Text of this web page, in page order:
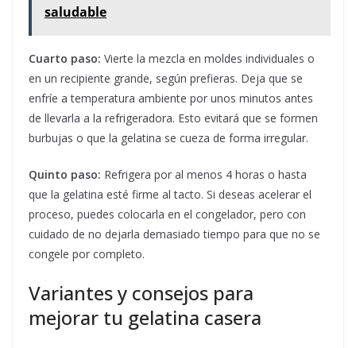
saludable
Cuarto paso: Vierte la mezcla en moldes individuales o
en un recipiente grande, según prefieras. Deja que se
enfríe a temperatura ambiente por unos minutos antes
de llevarla a la refrigeradora. Esto evitará que se formen
burbujas o que la gelatina se cueza de forma irregular.
Quinto paso: Refrigera por al menos 4 horas o hasta
que la gelatina esté firme al tacto. Si deseas acelerar el
proceso, puedes colocarla en el congelador, pero con
cuidado de no dejarla demasiado tiempo para que no se
congele por completo.
Variantes y consejos para
mejorar tu gelatina casera